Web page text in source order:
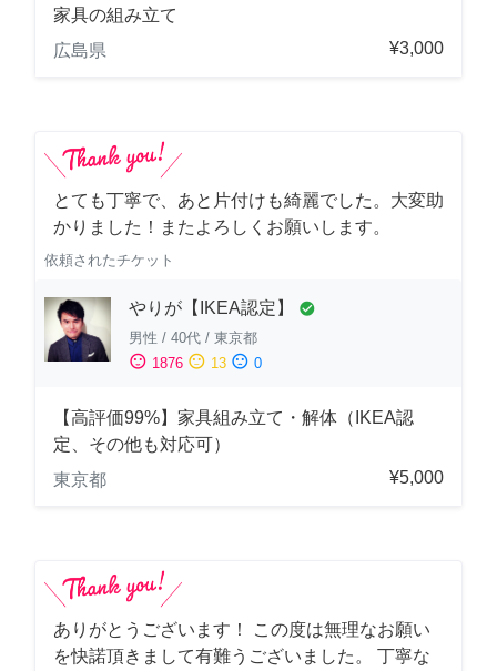
家具の組み立て
広島県
¥3,000
とても丁寧で、あと片付けも綺麗でした。大変助
かりました！またよろしくお願いします。
依頼されたチケット
やりが【IKEA認定】 check_circle
男性 / 40代 / 東京都
sentiment_satisfied 1876 sentiment_neutral 13 sentiment_dissatisfied 0
【高評価99%】家具組み立て・解体（IKEA認
定、その他も対応可）
東京都
¥5,000
ありがとうございます！ この度は無理なお願い
を快諾頂きまして有難うございました。 丁寧な